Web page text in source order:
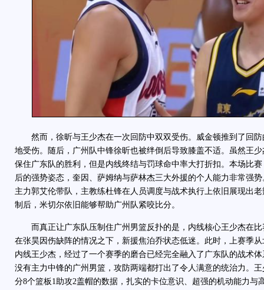
然而，徐昕与王少杰在一次回防中双双受伤。威金顿推到了回防
地受伤。随后，广州队中锋徐昕也被绊倒后导致膝盖不适。虽然王
保住广东队的胜利，但是内线终结与罚球命中率大打折扣。本场比
后的强势姿态，奎因、萨姆纳与萨林杰三大外援的个人能力非常强
主力郭艾伦带队，主教练杜锋在人员调度与战术执行上依旧展现出
制后，米切尔依旧能够帮助广州队紧咬比分。
而真正让广东队压制住广州男篮反扑的是，内线核心王少杰在比
在张昊因伤缺阵的情况之下，新援焦泊乔状态低迷。此时，上赛季
内线王少杰，经过了一个赛季的磨合已经完全融入了广东队的战术
没有主力中锋的广州男篮，攻防两端都打出了令人满意的统治力。
分8个篮板1助攻2盖帽的数据，扎实的卡位意识、超强的机动能力与